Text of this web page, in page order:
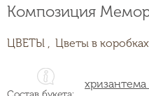
Композиция
ЦВЕТЫ , Цветы в
хризантема